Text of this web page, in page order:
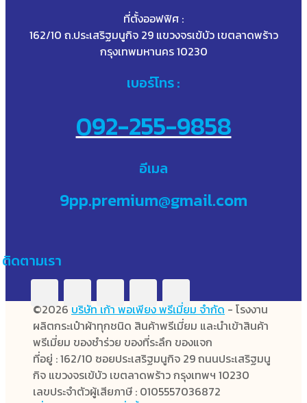
ที่ตั้งออฟฟิศ :
162/10 ถ.ประเสริฐมนูกิจ 29 แขวงจรเข้บัว เขตลาดพร้าว
กรุงเทพมหานคร 10230
เบอร์โทร :
092-255-9858
อีเมล
9pp.premium@gmail.com
ติดตามเรา
©2026 บริษัท เก้า พอเพียง พรีเมี่ยม จำกัด - โรงงาน
ผลิตกระเป๋าผ้าทุกชนิด สินค้าพรีเมี่ยม และนำเข้าสินค้า
พรีเมี่ยม ของชำร่วย ของที่ระลึก ของแจก
ที่อยู่ : 162/10 ซอยประเสริฐมนูกิจ 29 ถนนประเสริฐมนู
กิจ แขวงจรเข้บัว เขตลาดพร้าว กรุงเทพฯ 10230
เลขประจำตัวผู้เสียภาษี : 0105557036872